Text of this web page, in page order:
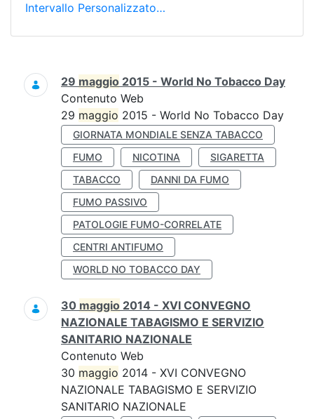
Intervallo Personalizzato…
Ricerca
29 maggio 2015 - World No Tobacco Day
Contenuto Web
29 maggio 2015 - World No Tobacco Day
GIORNATA MONDIALE SENZA TABACCO
FUMO
NICOTINA
SIGARETTA
TABACCO
DANNI DA FUMO
FUMO PASSIVO
PATOLOGIE FUMO-CORRELATE
CENTRI ANTIFUMO
WORLD NO TOBACCO DAY
30 maggio 2014 - XVI CONVEGNO
NAZIONALE TABAGISMO E SERVIZIO
SANITARIO NAZIONALE
Contenuto Web
30 maggio 2014 - XVI CONVEGNO
NAZIONALE TABAGISMO E SERVIZIO
SANITARIO NAZIONALE